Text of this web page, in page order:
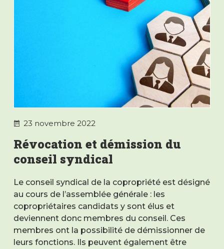
23 novembre 2022
Révocation et démission du
conseil syndical
Le conseil syndical de la copropriété est désigné
au cours de l’assemblée générale : les
copropriétaires candidats y sont élus et
deviennent donc membres du conseil. Ces
membres ont la possibilité de démissionner de
leurs fonctions. Ils peuvent également être